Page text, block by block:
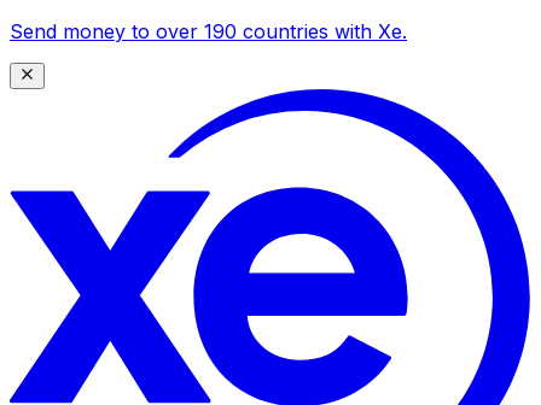
Send money to over 190 countries with Xe.